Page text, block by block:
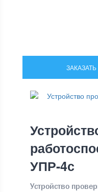
ЗАКАЗАТЬ
УПР-4с
Устройство